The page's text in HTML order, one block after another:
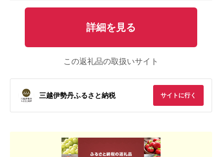
詳細を見る
この返礼品の取扱いサイト
三越伊勢丹ふるさと納税 サイトに行く